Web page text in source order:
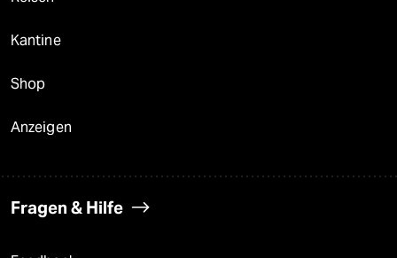
Kantine
Shop
Anzeigen
Fragen & Hilfe